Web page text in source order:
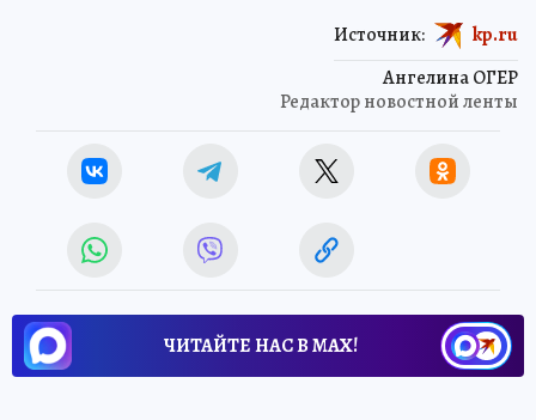
Ангелина ОГЕР
Редактор новостной ленты
Источник: kp.ru
ЧИТАЙТЕ НАС В МАХ!